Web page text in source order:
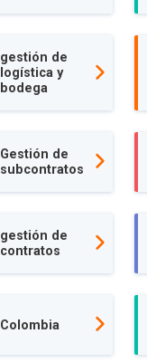
gestión de
logística y
bodega
Gestión de
subcontratos
gestión de
contratos
Colombia